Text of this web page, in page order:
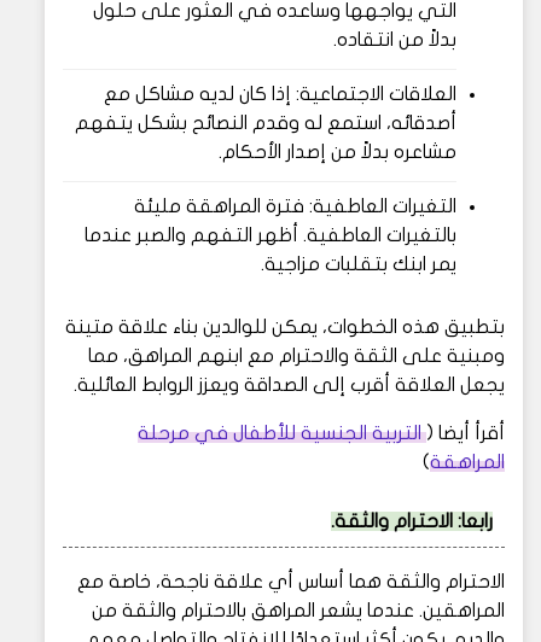
التي يواجهها وساعده في العثور على حلول
بدلاً من انتقاده.
العلاقات الاجتماعية: إذا كان لديه مشاكل مع
أصدقائه، استمع له وقدم النصائح بشكل يتفهم
مشاعره بدلاً من إصدار الأحكام.
التغيرات العاطفية: فترة المراهقة مليئة
بالتغيرات العاطفية. أظهر التفهم والصبر عندما
يمر ابنك بتقلبات مزاجية.
بتطبيق هذه الخطوات، يمكن للوالدين بناء علاقة متينة
ومبنية على الثقة والاحترام مع ابنهم المراهق، مما
يجعل العلاقة أقرب إلى الصداقة ويعزز الروابط العائلية.
أقرأ أيضا (التربية الجنسية للأطفال في مرحلة
المراهقة)
رابعا: الاحترام والثقة.
الاحترام والثقة هما أساس أي علاقة ناجحة، خاصة مع
المراهقين. عندما يشعر المراهق بالاحترام والثقة من